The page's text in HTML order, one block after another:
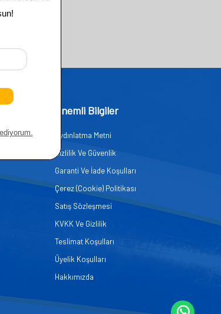
Önemli Bilgiler
Aydınlatma Metni
Gizlilik Ve Güvenlik
Garanti Ve İade Koşulları
Çerez (Cookie) Politikası
Satış Sözleşmesi
KVKK Ve Gizlilik
Teslimat Koşulları
Üyelik Koşulları
Hakkımızda